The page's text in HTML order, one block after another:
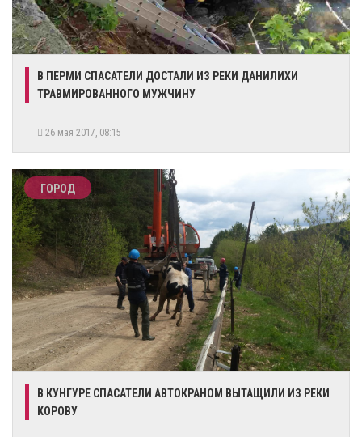
В ПЕРМИ СПАСАТЕЛИ ДОСТАЛИ ИЗ РЕКИ ДАНИЛИХИ
ТРАВМИРОВАННОГО МУЖЧИНУ‍
26 мая 2017, 08:15
ГОРОД
В КУНГУРЕ СПАСАТЕЛИ АВТОКРАНОМ ВЫТАЩИЛИ ИЗ РЕКИ
КОРОВУ